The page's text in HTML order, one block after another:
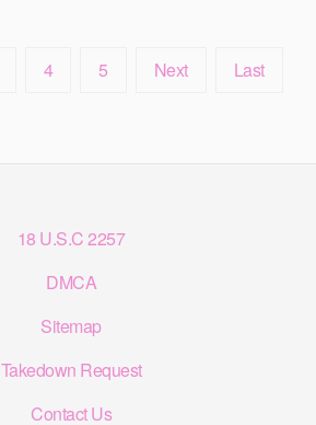
4 5 Next Last
18 U.S.C 2257
DMCA
Sitemap
Takedown Request
Contact Us